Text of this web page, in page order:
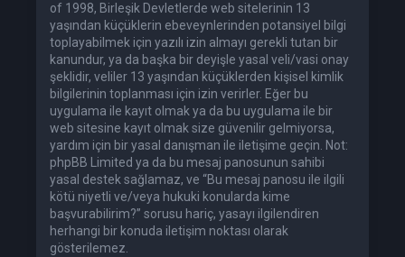
of 1998, Birleşik Devletlerde web sitelerinin 13
yaşından küçüklerin ebeveynlerinden potansiyel bilgi
toplayabilmek için yazılı izin almayı gerekli tutan bir
kanundur, ya da başka bir deyişle yasal veli/vasi onay
şeklidir, veliler 13 yaşından küçüklerden kişisel kimlik
bilgilerinin toplanması için izin verirler. Eğer bu
uygulama ile kayıt olmak ya da bu uygulama ile bir
web sitesine kayıt olmak size güvenilir gelmiyorsa,
yardım için bir yasal danışman ile iletişime geçin. Not:
phpBB Limited ya da bu mesaj panosunun sahibi
yasal destek sağlamaz, ve “Bu mesaj panosu ile ilgili
kötü niyetli ve/veya hukuki konularda kime
başvurabilirim?” sorusu hariç, yasayı ilgilendiren
herhangi bir konuda iletişim noktası olarak
gösterilemez.